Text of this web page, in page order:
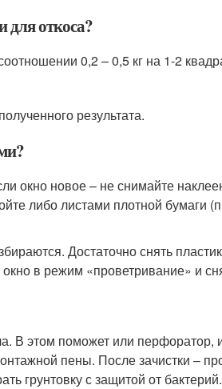
для откоса?
0,2 – 0,5 кг на 1-2
результата.
окно новое – не снимайте
либо листами плотной бумаги
Достаточно снять
в режим «проветривание» и
В этом поможет или перфоратор,
пены. После зачистки –
грунтовку с защитой от бактерий.